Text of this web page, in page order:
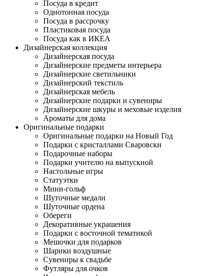
Посуда в кредит
Однотонная посуда
Посуда в рассрочку
Пластиковая посуда
Посуда как в ИКЕА
Дизайнерская коллекция
Дизайнерская посуда
Дизайнерские предметы интерьера
Дизайнерские светильники
Дизайнерский текстиль
Дизайнерская мебель
Дизайнерские подарки и сувениры
Дизайнерские шкуры и меховые изделия
Ароматы для дома
Оригинальные подарки
Оригинальные подарки на Новый Год
Подарки с кристаллами Сваровски
Подарочные наборы
Подарки учителю на выпускной
Настольные игры
Статуэтки
Мини-гольф
Шуточные медали
Шуточные ордена
Обереги
Декоративные украшения
Подарки с восточной тематикой
Мешочки для подарков
Шарики воздушные
Сувениры к свадьбе
Футляры для очков